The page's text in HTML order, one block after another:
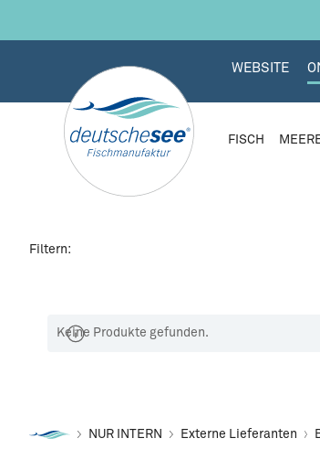
WEBSITE
FISCH
Filtern:
Keine Produkte gefunden.
NUR INTERN Externe Lieferanten